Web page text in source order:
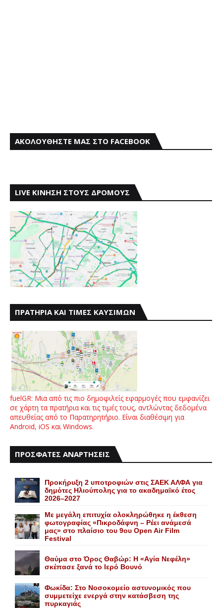
ΑΚΟΛΟΥΘΗΣΤΕ ΜΑΣ ΣΤΟ FACEBOOK
LIVE ΚΙΝΗΣΗ ΣΤΟΥΣ ΔΡΟΜΟΥΣ
ΠΡΑΤΗΡΙΑ ΚΑΙ ΤΙΜΕΣ ΚΑΥΣΙΜΩΝ
fuelGR: Μια από τις πιο δημοφιλείς εφαρμογές που εμφανίζει
σε χάρτη τα πρατήρια και τις τιμές τους, αντλώντας δεδομένα
απευθείας από το Παρατηρητήριο. Είναι διαθέσιμη για
Android, iOS και Windows.
ΠΡΟΣΦΑΤΕΣ ΑΝΑΡΤΗΣΕΙΣ
Προκήρυξη 2 υποτροφιών στις ΣΑΕΚ ΑΛΦΑ για
δημότες Ηλιούπολης για το ακαδημαϊκό έτος
2026–2027
Με μεγάλη επιτυχία ολοκληρώθηκε η έκθεση
φωτογραφίας «Πικροδάφνη – Ρέει ανάμεσά
μας» στο πλαίσιο του 9ου Open Air Film
Festival
Θαύμα στο Όρος Θαβώρ: H «Aγία Nεφέλη»
σκέπασε ξανά το Iερό Bουνό
Φωκίδα: Στο Νοσοκομείο αστυνομικός που
συμμετείχε ενεργά στην κατάσβεση της
πυρκαγιάς